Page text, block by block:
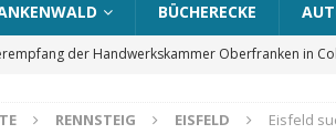
BÜCHERECKE
der Handwerkskammer Oberfranken in
der Gemeinde Ahorn für Silvia Finzel
AHORN
RENNSTEIG EISFELD Eisfeld